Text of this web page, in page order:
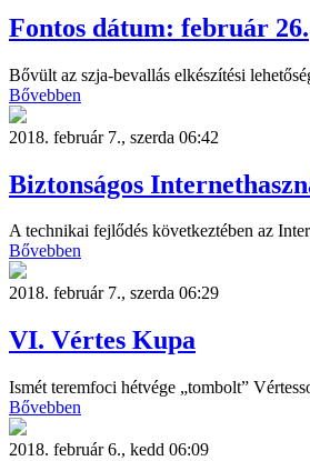
Fontos dátum: február 26.
Bővült az szja-bevallás elkészítési
Bővebben
2018. február 7., szerda 06:42
Biztonságos
A technikai fejlődés következtében az
Bővebben
2018. február 7., szerda 06:29
VI. Vértes Kupa
Ismét teremfoci hétvége „tombolt”
Bővebben
2018. február 6., kedd 06:09